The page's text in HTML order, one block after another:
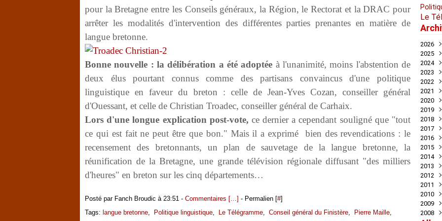
pour la Bretagne entre les Conseils généraux, la Région, le Rectorat et la DRAC pour
arrêter les modalités d'intervention des différentes parties prenantes en matière de
langue bretonne.
Bonne nouvelle : la délibération a été adoptée à l'unanimité, moins l'abstention de
deux élus pourtant connus comme des partisans convaincus d'une politique
linguistique en faveur du breton : celle de Jean-Yves Cozan, conseiller général
d'Ouessant, et celle de Christian Troadec, conseiller général de Carhaix.
Lors d'une longue explication post-vote, ce dernier a cependant souligné que "tout
ce qui est fait ne peut être que bon." Mais il a exprimé bien des revendications : le
recensement des bretonnants, un plan de sauvetage de la langue bretonne, la
réunification de la Bretagne, une grande télévision régionale diffusant "des milliers
d'heures" en breton sur les cinq départements…
Posté par Fanch Broudic à 23:51 - Commentaires […] - Permalien [#]
Tags: langue bretonne, Politique linguistique, Le Télégramme, Conseil général du Finistère, Pierre Maille,
Le
2026
Mai
Avril
Mars
2025
Août
Mai
Avril
Mars
2024
Août
Juin
Mai
Avril
Mars
2023
Juin
Mai
Avril
Mars
2022
Août
Juin
Mai
Avril
Mars
2021
Août
Juin
Mai
Avril
Mars
2020
Août
Juin
Mai
Avril
Mars
2019
Août
Juin
Mai
Mars
2018
Août
Juin
Mai
Avril
Mars
2017
Août
Juin
Mai
Mars
2016
Août
Juin
Mai
2015
Août
Mai
2014
Août
2013
Août
2012
2011
2010
2009
2008